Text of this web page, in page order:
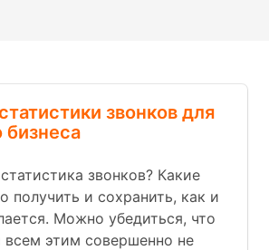
звонков для
звонков? Какие
получить и сохранить, как и
Можно убедиться, что
всем этим совершенно не